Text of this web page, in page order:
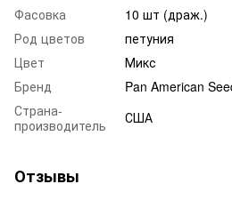
Фасовка
10 шт (драж.)
Род цветов
петуния
Цвет
Микс
Бренд
Pan American
Страна-
производитель
США
Отзывы